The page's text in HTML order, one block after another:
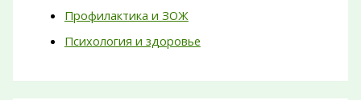
Профилактика и ЗОЖ
Психология и здоровье